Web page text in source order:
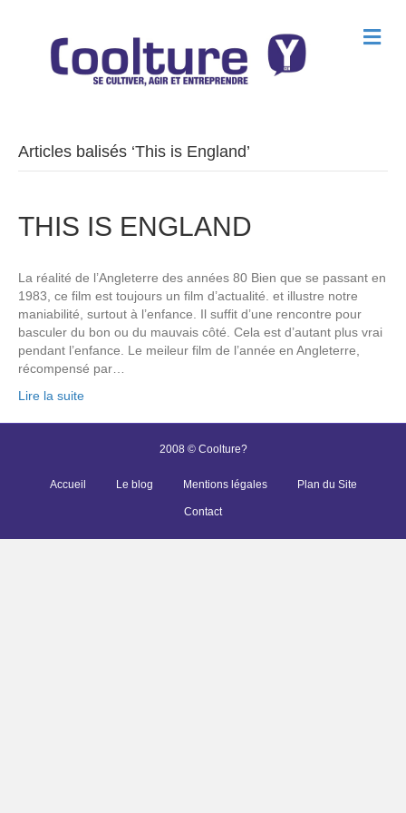
M
e
Articles balisés ‘This is England’
THIS IS ENGLAND
La réalité de l’Angleterre des années 80 Bien que se passant en
1983, ce film est toujours un film d’actualité. et illustre notre
maniabilité, surtout à l’enfance. Il suffit d’une rencontre pour
basculer du bon ou du mauvais côté. Cela est d’autant plus vrai
pendant l’enfance. Le meileur film de l’année en Angleterre,
récompensé par…
Lire la suite
2008 © Coolture?
Accueil Le blog Mentions légales Plan du Site
Contact